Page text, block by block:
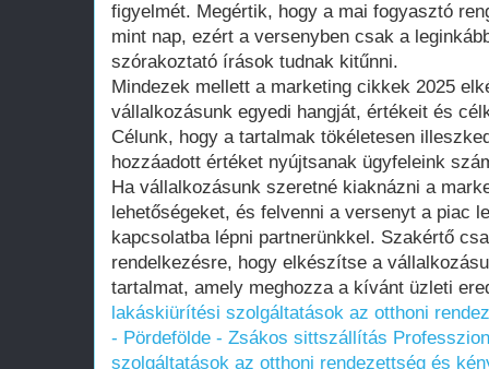
figyelmét. Megértik, hogy a mai fogyasztó
mint nap, ezért a versenyben csak a
szórakoztató írások tudnak kitűnni.
Mindezek mellett a marketing cikkek 2025
vállalkozásunk egyedi hangját, értékeit és
Célunk, hogy a tartalmak tökéletesen
hozzáadott értéket nyújtsanak ügyfeleink
Ha vállalkozásunk szeretné kiaknázni a
lehetőségeket, és felvenni a versenyt a piac
kapcsolatba lépni partnerünkkel. Szakértő
rendelkezésre, hogy elkészítse a
tartalmat, amely meghozza a kívánt üzleti
lakáskiürítési szolgáltatások az otthoni
- Pördefölde - Zsákos sittszállítás
szolgáltatások az otthoni rendezettség és